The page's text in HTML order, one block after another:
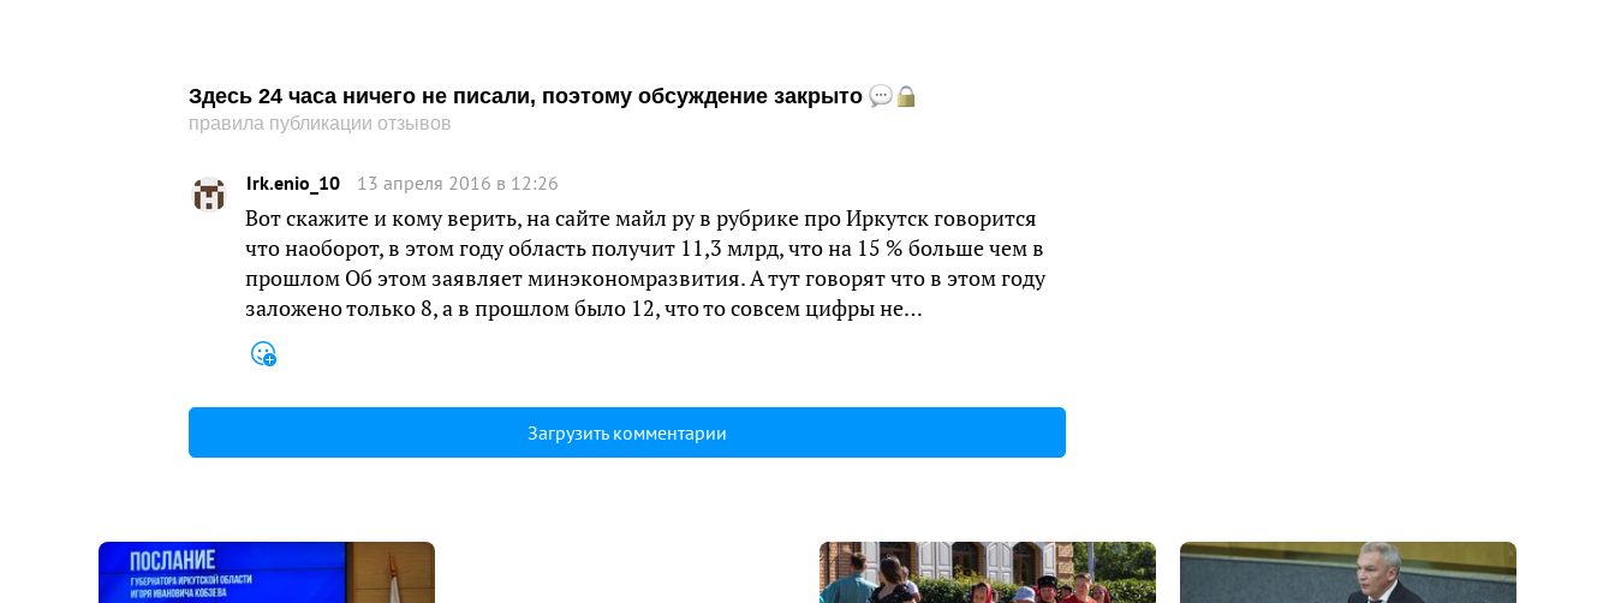
Здесь 24 часа ничего не писали, поэтому обсуждение закрыто
правила публикации отзывов
Irk.enio_10 13 апреля 2016 в 12:26
Вот скажите и кому верить, на сайте майл ру в рубрике про Иркутск говорится
что наоборот, в этом году область получит 11,3 млрд, что на 15 % больше чем в
прошлом Об этом заявляет минэкономразвития. А тут говорят что в этом году
заложено только 8, а в прошлом было 12, что то совсем цифры не…
Загрузить комментарии